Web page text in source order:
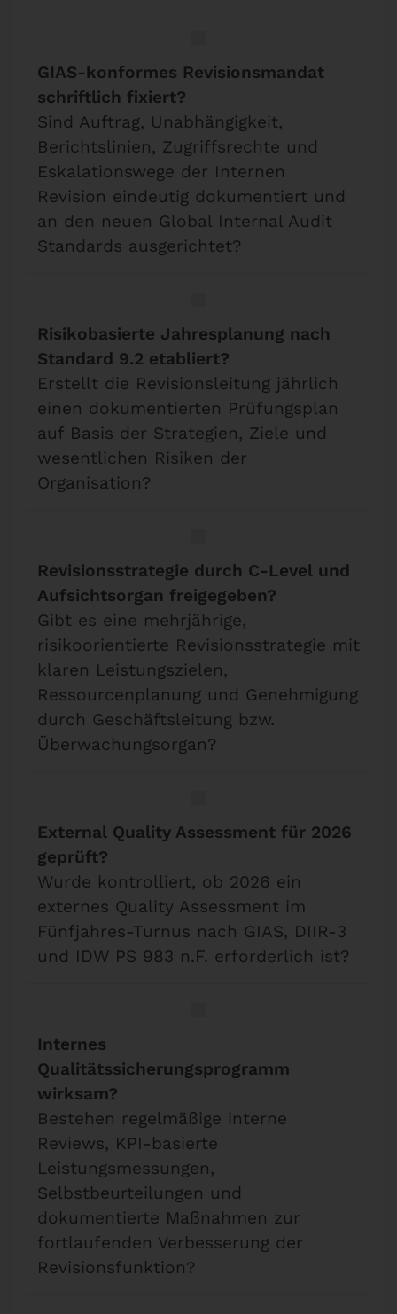
GIAS-konformes Revisionsmandat
schriftlich fixiert?
Sind Auftrag, Unabhängigkeit,
Berichtslinien, Zugriffsrechte und
Eskalationswege der Internen
Revision eindeutig dokumentiert und
an den neuen Global Internal Audit
Standards ausgerichtet?
Risikobasierte Jahresplanung nach
Standard 9.2 etabliert?
Erstellt die Revisionsleitung jährlich
einen dokumentierten Prüfungsplan
auf Basis der Strategien, Ziele und
wesentlichen Risiken der
Organisation?
Revisionsstrategie durch C-Level und
Aufsichtsorgan freigegeben?
Gibt es eine mehrjährige,
risikoorientierte Revisionsstrategie mit
klaren Leistungszielen,
Ressourcenplanung und Genehmigung
durch Geschäftsleitung bzw.
Überwachungsorgan?
External Quality Assessment für 2026
geprüft?
Wurde kontrolliert, ob 2026 ein
externes Quality Assessment im
Fünfjahres-Turnus nach GIAS, DIIR-3
und IDW PS 983 n.F. erforderlich ist?
Internes
Qualitätssicherungsprogramm
wirksam?
Bestehen regelmäßige interne
Reviews, KPI-basierte
Leistungsmessungen,
Selbstbeurteilungen und
dokumentierte Maßnahmen zur
fortlaufenden Verbesserung der
Revisionsfunktion?